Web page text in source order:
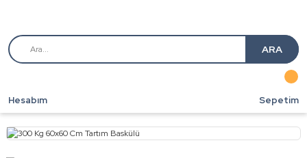
ARA
Hesabım Sepetim